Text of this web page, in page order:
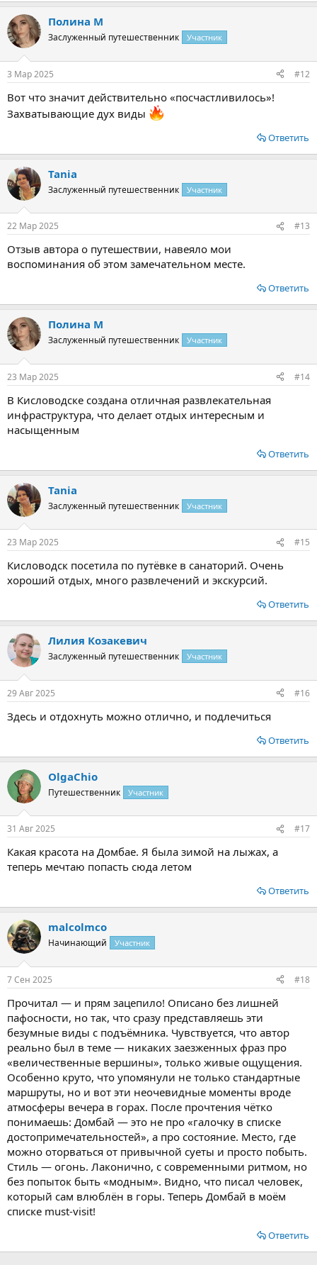
Полина М
Заслуженный путешественник Участник
3 Мар 2025 #12
Вот что значит действительно «посчастливилось»!
Захватывающие дух виды
Ответить
Tania
Заслуженный путешественник Участник
22 Мар 2025 #13
Отзыв автора о путешествии, навеяло мои
воспоминания об этом замечательном месте.
Ответить
Полина М
Заслуженный путешественник Участник
23 Мар 2025 #14
В Кисловодске создана отличная развлекательная
инфраструктура, что делает отдых интересным и
насыщенным
Ответить
Tania
Заслуженный путешественник Участник
23 Мар 2025 #15
Кисловодск посетила по путёвке в санаторий. Очень
хороший отдых, много развлечений и экскурсий.
Ответить
Лилия Козакевич
Заслуженный путешественник Участник
29 Авг 2025 #16
Здесь и отдохнуть можно отлично, и подлечиться
Ответить
OlgaChio
Путешественник Участник
31 Авг 2025 #17
Какая красота на Домбае. Я была зимой на лыжах, а
теперь мечтаю попасть сюда летом
Ответить
malcolmco
Начинающий Участник
7 Сен 2025 #18
Прочитал — и прям зацепило! Описано без лишней
пафосности, но так, что сразу представляешь эти
безумные виды с подъёмника. Чувствуется, что автор
реально был в теме — никаких заезженных фраз про
«величественные вершины», только живые ощущения.
Особенно круто, что упомянули не только стандартные
маршруты, но и вот эти неочевидные моменты вроде
атмосферы вечера в горах. После прочтения чётко
понимаешь: Домбай — это не про «галочку в списке
достопримечательностей», а про состояние. Место, где
можно оторваться от привычной суеты и просто побыть.
Стиль — огонь. Лаконично, с современными ритмом, но
без попыток быть «модным». Видно, что писал человек,
который сам влюблён в горы. Теперь Домбай в моём
списке must-visit!
Ответить